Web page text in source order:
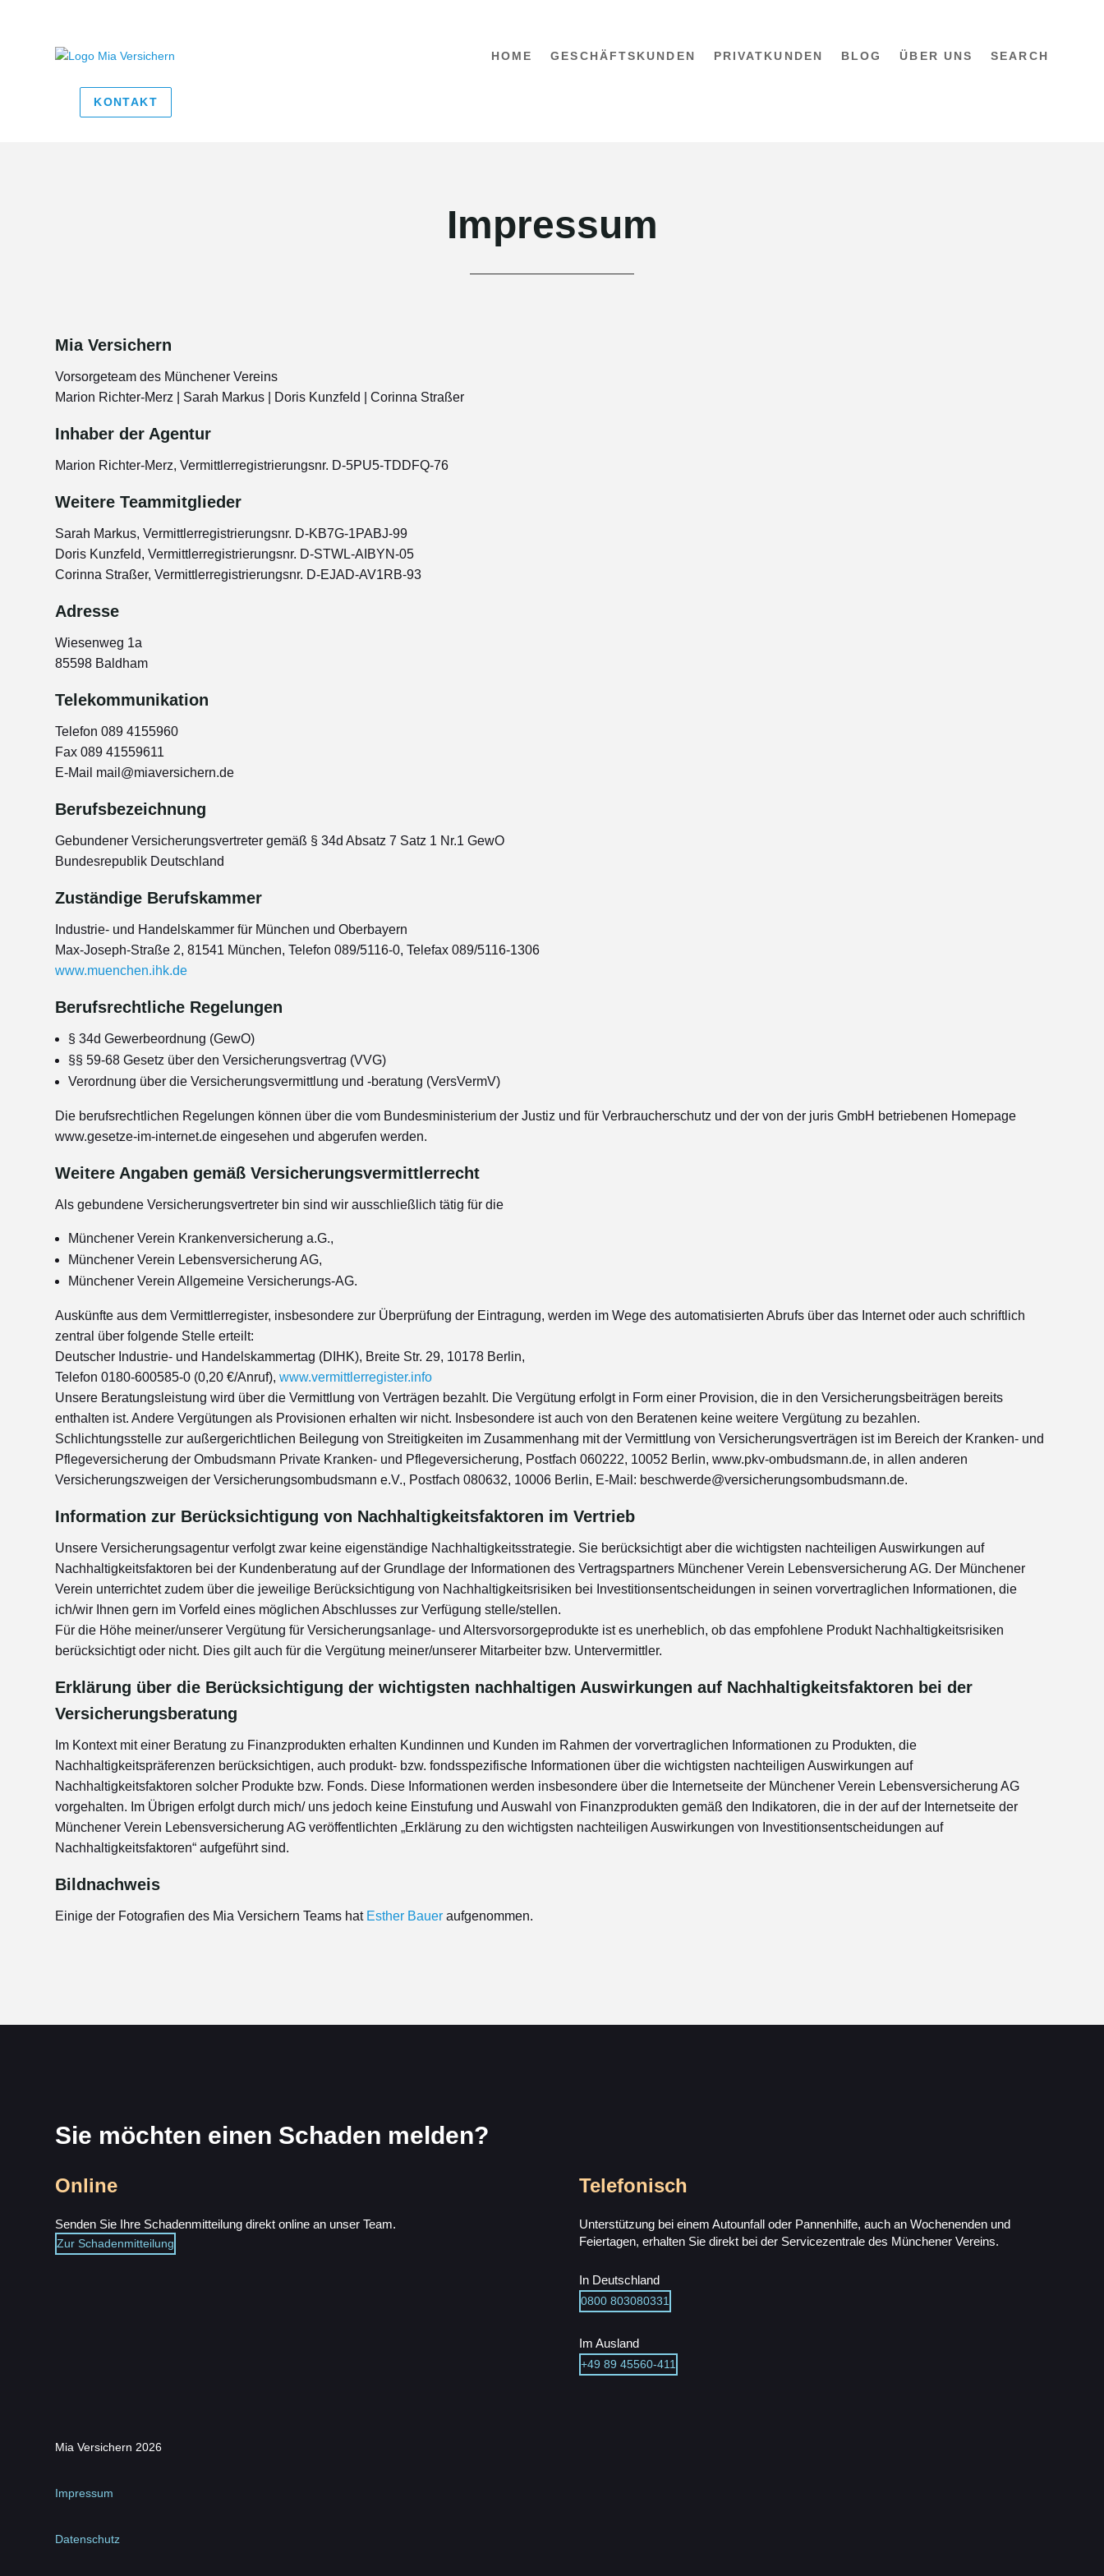
HOME GESCHÄFTSKUNDEN PRIVATKUNDEN BLOG ÜBER UNS SEARCH
KONTAKT
Impressum
Mia Versichern
Vorsorgeteam des Münchener Vereins
Marion Richter-Merz | Sarah Markus | Doris Kunzfeld | Corinna Straßer
Inhaber der Agentur
Marion Richter-Merz, Vermittlerregistrierungsnr. D-5PU5-TDDFQ-76
Weitere Teammitglieder
Sarah Markus, Vermittlerregistrierungsnr. D-KB7G-1PABJ-99
Doris Kunzfeld, Vermittlerregistrierungsnr. D-STWL-AIBYN-05
Corinna Straßer, Vermittlerregistrierungsnr. D-EJAD-AV1RB-93
Adresse
Wiesenweg 1a
85598 Baldham
Telekommunikation
Telefon 089 4155960
Fax 089 41559611
E-Mail mail@miaversichern.de
Berufsbezeichnung
Gebundener Versicherungsvertreter gemäß § 34d Absatz 7 Satz 1 Nr.1 GewO
Bundesrepublik Deutschland
Zuständige Berufskammer
Industrie- und Handelskammer für München und Oberbayern
Max-Joseph-Straße 2, 81541 München, Telefon 089/5116-0, Telefax 089/5116-1306
www.muenchen.ihk.de
Berufsrechtliche Regelungen
§ 34d Gewerbeordnung (GewO)
§§ 59-68 Gesetz über den Versicherungsvertrag (VVG)
Verordnung über die Versicherungsvermittlung und -beratung (VersVermV)
Die berufsrechtlichen Regelungen können über die vom Bundesministerium der Justiz und für Verbraucherschutz und der von der juris GmbH betriebenen Homepage
www.gesetze-im-internet.de eingesehen und abgerufen werden.
Weitere Angaben gemäß Versicherungsvermittlerrecht
Als gebundene Versicherungsvertreter bin sind wir ausschließlich tätig für die
Münchener Verein Krankenversicherung a.G.,
Münchener Verein Lebensversicherung AG,
Münchener Verein Allgemeine Versicherungs-AG.
Auskünfte aus dem Vermittlerregister, insbesondere zur Überprüfung der Eintragung, werden im Wege des automatisierten Abrufs über das Internet oder auch schriftlich
zentral über folgende Stelle erteilt:
Deutscher Industrie- und Handelskammertag (DIHK), Breite Str. 29, 10178 Berlin,
Telefon 0180-600585-0 (0,20 €/Anruf),www.vermittlerregister.info
Unsere Beratungsleistung wird über die Vermittlung von Verträgen bezahlt. Die Vergütung erfolgt in Form einer Provision, die in den Versicherungsbeiträgen bereits
enthalten ist. Andere Vergütungen als Provisionen erhalten wir nicht. Insbesondere ist auch von den Beratenen keine weitere Vergütung zu bezahlen.
Schlichtungsstelle zur außergerichtlichen Beilegung von Streitigkeiten im Zusammenhang mit der Vermittlung von Versicherungsverträgen ist im Bereich der Kranken- und
Pflegeversicherung der Ombudsmann Private Kranken- und Pflegeversicherung, Postfach 060222, 10052 Berlin, www.pkv-ombudsmann.de, in allen anderen
Versicherungszweigen der Versicherungsombudsmann e.V., Postfach 080632, 10006 Berlin, E-Mail: beschwerde@versicherungsombudsmann.de.
Information zur Berücksichtigung von Nachhaltigkeitsfaktoren im Vertrieb
Unsere Versicherungsagentur verfolgt zwar keine eigenständige Nachhaltigkeitsstrategie. Sie berücksichtigt aber die wichtigsten nachteiligen Auswirkungen auf
Nachhaltigkeitsfaktoren bei der Kundenberatung auf der Grundlage der Informationen des Vertragspartners Münchener Verein Lebensversicherung AG. Der Münchener
Verein unterrichtet zudem über die jeweilige Berücksichtigung von Nachhaltigkeitsrisiken bei Investitionsentscheidungen in seinen vorvertraglichen Informationen, die
ich/wir Ihnen gern im Vorfeld eines möglichen Abschlusses zur Verfügung stelle/stellen.
Für die Höhe meiner/unserer Vergütung für Versicherungsanlage- und Altersvorsorgeprodukte ist es unerheblich, ob das empfohlene Produkt Nachhaltigkeitsrisiken
berücksichtigt oder nicht. Dies gilt auch für die Vergütung meiner/unserer Mitarbeiter bzw. Untervermittler.
Erklärung über die Berücksichtigung der wichtigsten nachhaltigen Auswirkungen auf Nachhaltigkeitsfaktoren bei der
Versicherungsberatung
Im Kontext mit einer Beratung zu Finanzprodukten erhalten Kundinnen und Kunden im Rahmen der vorvertraglichen Informationen zu Produkten, die
Nachhaltigkeitspräferenzen berücksichtigen, auch produkt- bzw. fondsspezifische Informationen über die wichtigsten nachteiligen Auswirkungen auf
Nachhaltigkeitsfaktoren solcher Produkte bzw. Fonds. Diese Informationen werden insbesondere über die Internetseite der Münchener Verein Lebensversicherung AG
vorgehalten. Im Übrigen erfolgt durch mich/ uns jedoch keine Einstufung und Auswahl von Finanzprodukten gemäß den Indikatoren, die in der auf der Internetseite der
Münchener Verein Lebensversicherung AG veröffentlichten „Erklärung zu den wichtigsten nachteiligen Auswirkungen von Investitionsentscheidungen auf
Nachhaltigkeitsfaktoren“ aufgeführt sind.
Bildnachweis
Einige der Fotografien des Mia Versichern Teams hat Esther Bauer aufgenommen.
Sie möchten einen Schaden melden?
Online
Senden Sie Ihre Schadenmitteilung direkt online an unser Team.
Zur Schadenmitteilung
Telefonisch
Unterstützung bei einem Autounfall oder Pannenhilfe, auch an Wochenenden und
Feiertagen, erhalten Sie direkt bei der Servicezentrale des Münchener Vereins.
In Deutschland
0800 803080331
Im Ausland
+49 89 45560-411
Mia Versichern 2026
Impressum
Datenschutz